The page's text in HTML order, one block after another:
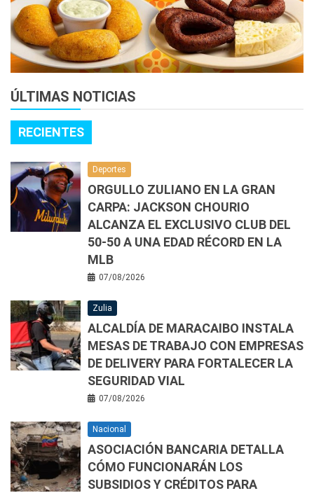
ÚLTIMAS NOTICIAS
RECIENTES
Deportes
ORGULLO ZULIANO EN LA GRAN
CARPA: JACKSON CHOURIO
ALCANZA EL EXCLUSIVO CLUB DEL
50-50 A UNA EDAD RÉCORD EN LA
MLB
07/08/2026
Zulia
ALCALDÍA DE MARACAIBO INSTALA
MESAS DE TRABAJO CON EMPRESAS
DE DELIVERY PARA FORTALECER LA
SEGURIDAD VIAL
07/08/2026
Nacional
ASOCIACIÓN BANCARIA DETALLA
CÓMO FUNCIONARÁN LOS
SUBSIDIOS Y CRÉDITOS PARA